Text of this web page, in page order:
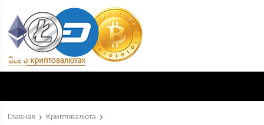
Главная Криптовалюта